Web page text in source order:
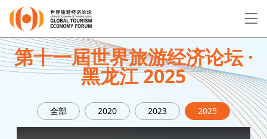
EN 繁 简
关于论坛
论坛议程
第十一屆世界旅游经济论坛 ·
黑龙江 2025
全部 2020 2023 2025